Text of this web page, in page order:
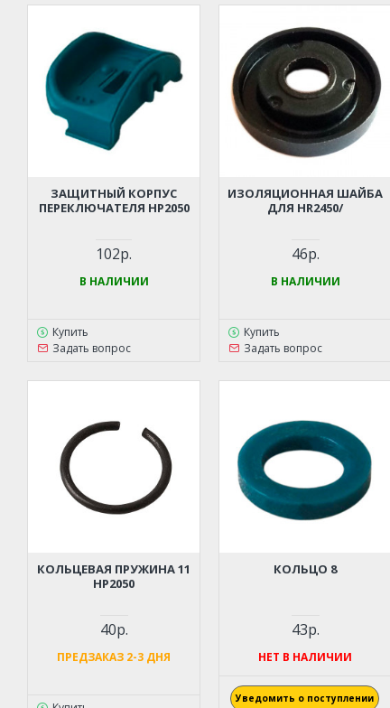
ЗАЩИТНЫЙ КОРПУС
ПЕРЕКЛЮЧАТЕЛЯ HP2050
102р.
В НАЛИЧИИ
Купить
Задать вопрос
ИЗОЛЯЦИОННАЯ ШАЙБА
ДЛЯ HR2450/
46р.
В НАЛИЧИИ
Купить
Задать вопрос
КОЛЬЦЕВАЯ ПРУЖИНА 11
HP2050
40р.
ПРЕДЗАКАЗ 2-3 ДНЯ
КОЛЬЦО 8
43р.
НЕТ В НАЛИЧИИ
Уведомить о поступлении